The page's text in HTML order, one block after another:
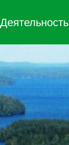
Деятельность